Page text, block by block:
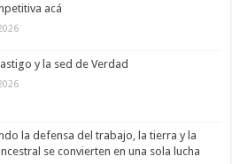
acá
y la sed de Verdad
la defensa del trabajo, la tierra y la
se convierten en una sola lucha